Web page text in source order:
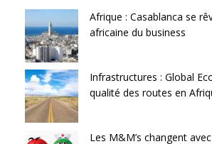
Afrique : Casablanca se
africaine du business
Infrastructures : Global
qualité des routes en
Les M&M’s changent